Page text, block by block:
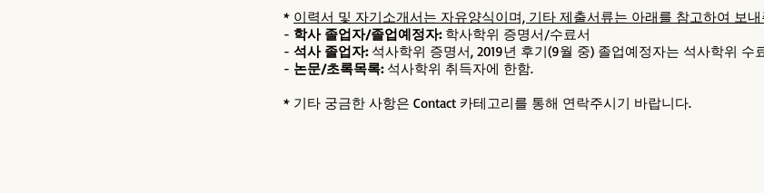
* 이력서 및 자기소개서는 자유양식이며, 기타 제출서류는 아래를 참고하여 보
- 학사 졸업자/졸업예정자:학사학위 증명서/수료서
- 석사 졸업자:석사학위 증명서, 2019년 후기(9월 중) 졸업예정자는 석사학위 수
- 논문/초록목록: 석사학위 취득자에 한함.
* 기타 궁금한 사항은 Contact 카테고리를 통해 연락주시기 바랍니다.